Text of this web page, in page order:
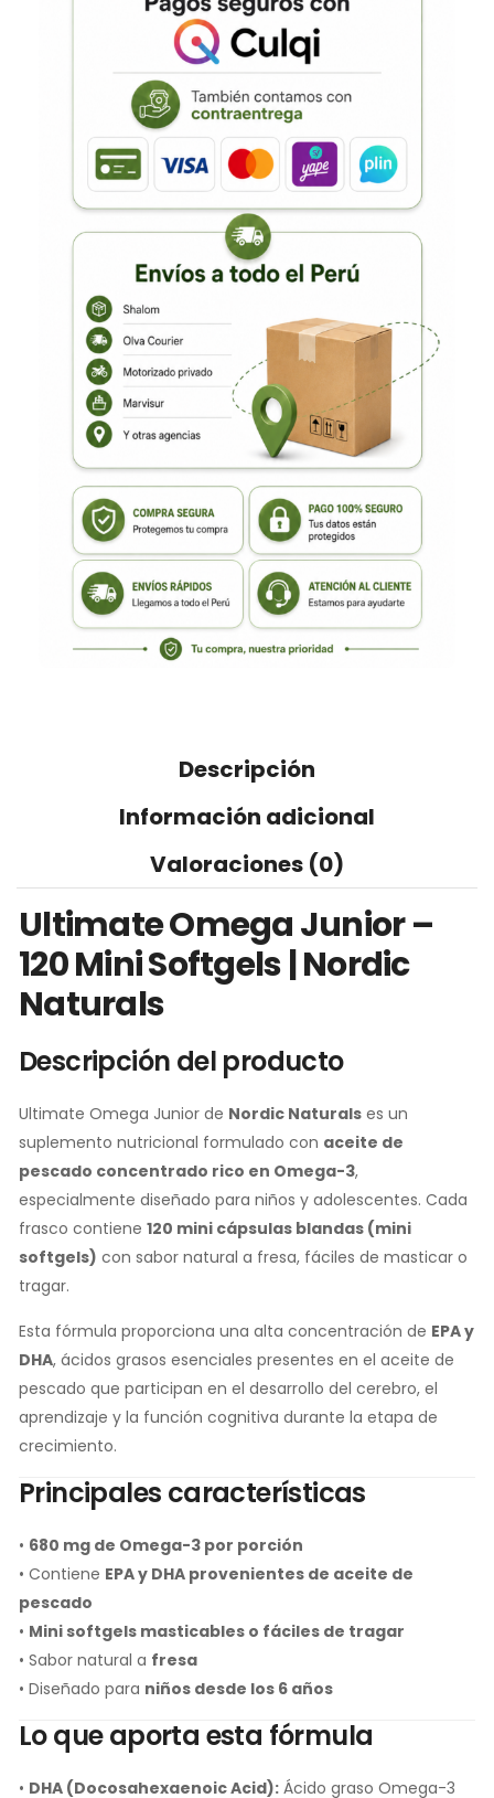
Descripción
Información adicional
Valoraciones (0)
Ultimate Omega Junior –
120 Mini Softgels | Nordic
Naturals
Descripción del producto
Ultimate Omega Junior de Nordic Naturals es un
suplemento nutricional formulado con aceite de
pescado concentrado rico en Omega-3,
especialmente diseñado para niños y adolescentes. Cada
frasco contiene 120 mini cápsulas blandas (mini
softgels) con sabor natural a fresa, fáciles de masticar o
tragar.
Esta fórmula proporciona una alta concentración de EPA y
DHA, ácidos grasos esenciales presentes en el aceite de
pescado que participan en el desarrollo del cerebro, el
aprendizaje y la función cognitiva durante la etapa de
crecimiento.
Principales características
• 680 mg de Omega-3 por porción
• Contiene EPA y DHA provenientes de aceite de
pescado
• Mini softgels masticables o fáciles de tragar
• Sabor natural a fresa
• Diseñado para niños desde los 6 años
Lo que aporta esta fórmula
• DHA (Docosahexaenoic Acid): Ácido graso Omega-3